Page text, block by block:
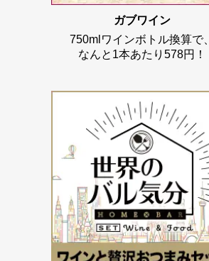
ガブワイン
750mlワインボトル換算で、
なんと1本あたり578円！